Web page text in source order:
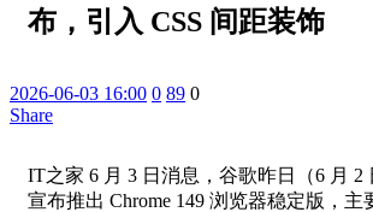
布，引入 CSS 间距装饰
2026-06-03 16:00 0 89 0
Share
IT之家 6 月 3 日消息，谷歌昨日（6 月 2
宣布推出 Chrome 149 浏览器稳定版，主